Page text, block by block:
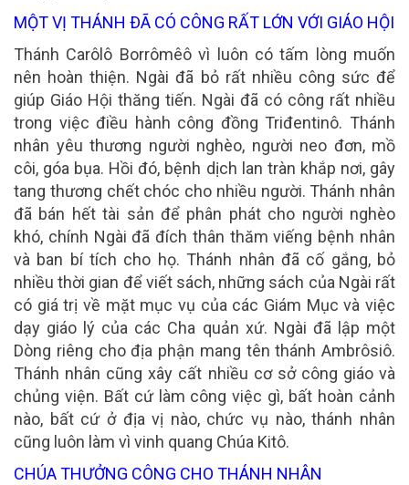
MỘT VỊ THÁNH ÐÃ CÓ CÔNG RẤT LỚN VỚI GIÁO HỘI
Thánh Carôlô Borrômêô vì luôn có tấm lòng muốn
nên hoàn thiện. Ngài đã bỏ rất nhiều công sức để
giúp Giáo Hội thăng tiến. Ngài đã có công rất nhiều
trong việc điều hành công đồng Triđentinô. Thánh
nhân yêu thương người nghèo, người neo đơn, mồ
côi, góa bụa. Hồi đó, bệnh dịch lan tràn khắp nơi, gây
tang thương chết chóc cho nhiều người. Thánh nhân
đã bán hết tài sản để phân phát cho người nghèo
khó, chính Ngài đã đích thân thăm viếng bệnh nhân
và ban bí tích cho họ. Thánh nhân đã cố gắng, bỏ
nhiều thời gian để viết sách, những sách của Ngài rất
có giá trị về mặt mục vụ của các Giám Mục và việc
dạy giáo lý của các Cha quản xứ. Ngài đã lập một
Dòng riêng cho địa phận mang tên thánh Ambrôsiô.
Thánh nhân cũng xây cất nhiều cơ sở công giáo và
chủng viện. Bất cứ làm công việc gì, bất hoàn cảnh
nào, bất cứ ở địa vị nào, chức vụ nào, thánh nhân
cũng luôn làm vì vinh quang Chúa Kitô.
CHÚA THƯỞNG CÔNG CHO THÁNH NHÂN